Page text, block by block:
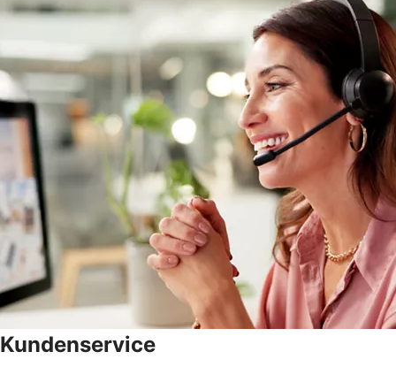
Kundenservice